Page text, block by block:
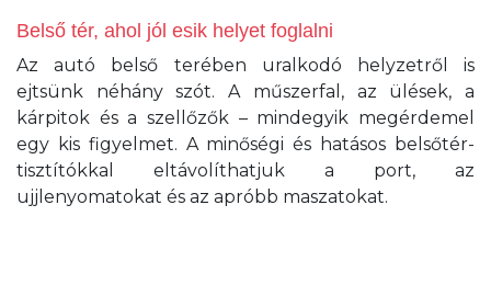
Belső tér, ahol jól esik helyet foglalni
Az autó belső terében uralkodó helyzetről is
ejtsünk néhány szót. A műszerfal, az ülések, a
kárpitok és a szellőzők – mindegyik megérdemel
egy kis figyelmet. A minőségi és hatásos belsőtér-
tisztítókkal eltávolíthatjuk a port, az
ujjlenyomatokat és az apróbb maszatokat.